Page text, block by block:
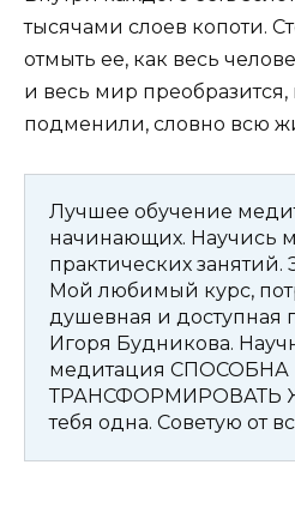
тысячами слоев копоти.
отмыть ее, как весь
и весь мир преобразится,
подменили, словно всю
Лучшее обучение
начинающих. Научись
практических занятий.
Мой любимый курс,
душевная и доступная
Игоря Будникова.
медитация СПОСОБНА
ТРАНСФОРМИРОВАТЬ
тебя одна. Советую от